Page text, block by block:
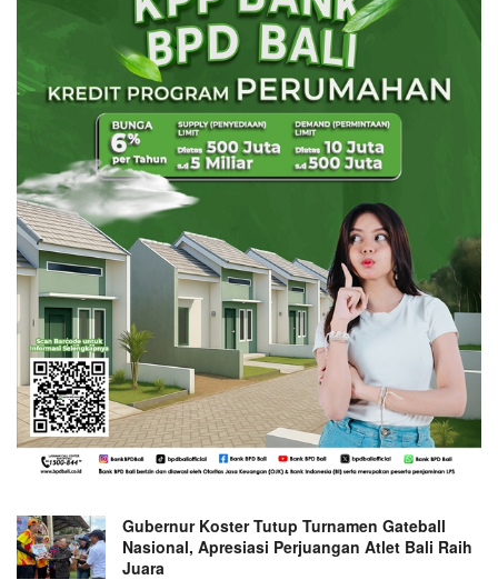
Gubernur Koster Tutup Turnamen Gateball
Nasional, Apresiasi Perjuangan Atlet Bali Raih
Juara